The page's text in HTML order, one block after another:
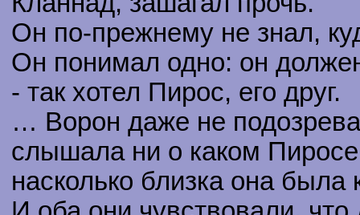
Он по-прежнему не знал,
Он понимал одно: он
- так хотел Пирос, его друг.
… Ворон даже не
слышала ни о каком
насколько близка она была